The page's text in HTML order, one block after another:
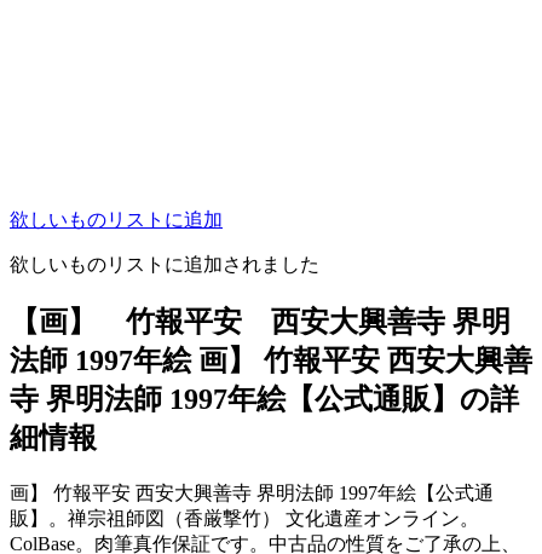
欲しいものリストに追加
欲しいものリストに追加されました
【画】 竹報平安 西安大興善寺 界明
法師 1997年絵 画】 竹報平安 西安大興善
寺 界明法師 1997年絵【公式通販】の詳
細情報
画】 竹報平安 西安大興善寺 界明法師 1997年絵【公式通
販】。禅宗祖師図（香厳撃竹） 文化遺産オンライン。
ColBase。肉筆真作保証です。中古品の性質をご了承の上、